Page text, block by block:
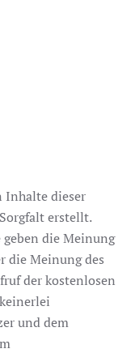
Inhalte dieser
erstellt.
die Meinung
die Meinung des
der kostenlosen
und dem